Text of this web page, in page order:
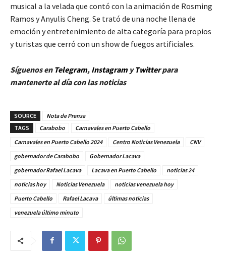
musical a la velada que contó con la animación de Rosming
Ramos y Anyulis Cheng. Se trató de una noche llena de
emoción y entretenimiento de alta categoría para propios
y turistas que cerró con un show de fuegos artificiales.
Síguenos en Telegram, InstagramyTwitterpara
mantenerte al día con las noticias
SOURCE
Nota de Prensa
TAGS
Carabobo
Carnavales en Puerto Cabello
Carnavales en Puerto Cabello 2024
Centro Noticias Venezuela
CNV
gobernador de Carabobo
Gobernador Lacava
gobernador Rafael Lacava
Lacava en Puerto Cabello
noticias 24
noticias hoy
Noticias Venezuela
noticias venezuela hoy
Puerto Cabello
Rafael Lacava
últimas noticias
venezuela último minuto